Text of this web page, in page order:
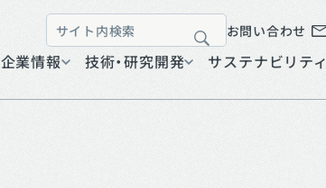
絞り込む
お問い合わせ
企業情報 技術・研究開発 サステナビリティ